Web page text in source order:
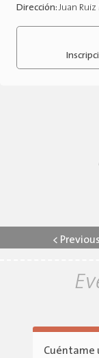
Dirección:Juan
< Previous
Cuéntame